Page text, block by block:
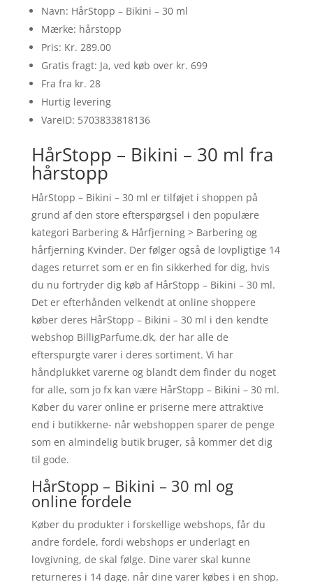
Navn: HårStopp – Bikini – 30 ml
Mærke: hårstopp
Pris: Kr. 289.00
Gratis fragt: Ja, ved køb over kr. 699
Fra fra kr. 28
Hurtig levering
VareID: 5703833818136
HårStopp – Bikini – 30 ml fra
hårstopp
HårStopp – Bikini – 30 ml er tilføjet i shoppen på
grund af den store efterspørgsel i den populære
kategori Barbering & Hårfjerning > Barbering og
hårfjerning Kvinder. Der følger også de lovpligtige 14
dages returret som er en fin sikkerhed for dig, hvis
du nu fortryder dig køb af HårStopp – Bikini – 30 ml.
Det er efterhånden velkendt at online shoppere
køber deres HårStopp – Bikini – 30 ml i den kendte
webshop BilligParfume.dk, der har alle de
efterspurgte varer i deres sortiment. Vi har
håndplukket varerne og blandt dem finder du noget
for alle, som jo fx kan være HårStopp – Bikini – 30 ml.
Køber du varer online er priserne mere attraktive
end i butikkerne- når webshoppen sparer de penge
som en almindelig butik bruger, så kommer det dig
til gode.
HårStopp – Bikini – 30 ml og
online fordele
Køber du produkter i forskellige webshops, får du
andre fordele, fordi webshops er underlagt en
lovgivning, de skal følge. Dine varer skal kunne
returneres i 14 dage. når dine varer købes i en shop,